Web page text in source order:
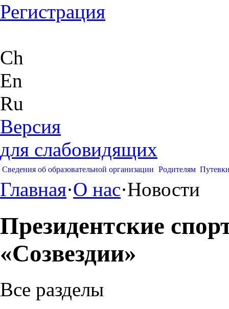
Регистрация
Ch
En
Ru
Версия
для слабовидящих
Сведения об образовательной организации Родителям
Главная·О нас·Новости
Президентские
«Созвездии»
Все разделы